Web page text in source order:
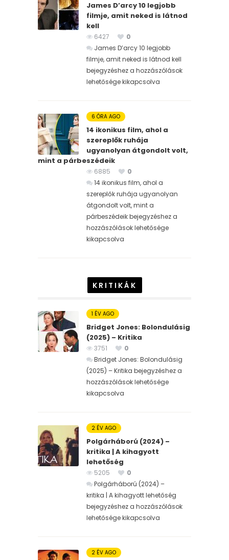
James D’arcy 10 legjobb
filmje, amit neked is látnod
kell
6427
0
James D’arcy 10 legjobb
filmje, amit neked is látnod kell
bejegyzéshez a hozzászólások
lehetősége kikapcsolva
6 ÓRA AGO
14 ikonikus film, ahol a
szereplők ruhája
ugyanolyan átgondolt volt,
mint a párbeszédeik
6885
0
14 ikonikus film, ahol a
szereplők ruhája ugyanolyan
átgondolt volt, mint a
párbeszédeik bejegyzéshez a
hozzászólások lehetősége
kikapcsolva
KRITIKÁK
1 ÉV AGO
Bridget Jones: Bolondulásig
(2025) – Kritika
3751
0
Bridget Jones: Bolondulásig
(2025) – Kritika bejegyzéshez a
hozzászólások lehetősége
kikapcsolva
2 ÉV AGO
Polgárháború (2024) –
kritika | A kihagyott
lehetőség
5205
0
Polgárháború (2024) –
kritika | A kihagyott lehetőség
bejegyzéshez a hozzászólások
lehetősége kikapcsolva
2 ÉV AGO